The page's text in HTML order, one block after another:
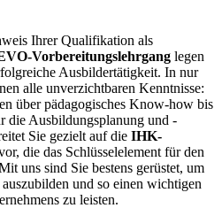
Ihrer Qualifikation als
Vorbereitungslehrgang legen
Ausbildertätigkeit. In nur
alle unverzichtbaren Kenntnisse:
über pädagogisches Know-how bis
die Ausbildungsplanung und -
Sie gezielt auf die IHK-
die das Schlüsselelement für den
uns sind Sie bestens gerüstet, um
und so einen wichtigen
zu leisten.